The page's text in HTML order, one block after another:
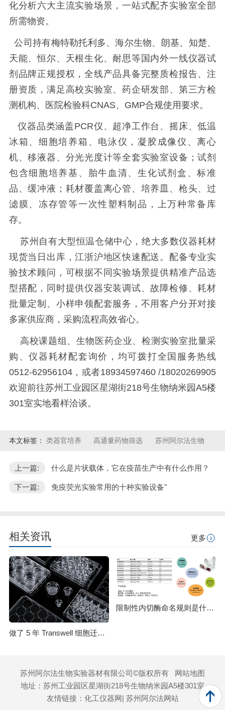
化分析六大主流实验场景，一站式配齐实验室全部
所需物资。
公司持有梅特勒托利多、海尔生物、朗基、知楚、
天能、恒尔、天根生化、耐思等国内外一线仪器试
剂品牌正规授权，全线产品具备完整质检报告、注
册资质，满足高校实验室、药企研发部、第三方检
测机构、医院检验科CNAS、GMP合规使用要求。
仪器品类涵盖PCR仪、超净工作台、摇床、低温
冰箱、细胞培养箱、电泳仪，凝胶成像仪、离心
机、移液器、分光光度计等全套实验室设备；试剂
包含细胞培养基、胎牛血清、生化试剂盒、标准
品、缓冲液；耗材覆盖离心管、培养皿、枪头、过
滤膜、冻存管等一次性塑料制品，上万种常备库
存。
苏州自有大型恒温仓储中心，绝大多数仪器耗材
现货当日出库，江浙沪地区快速配送。配备专业实
验技术顾问，可根据不同实验场景提供精准产品选
型搭配，同时提供仪器安装调试、故障检修、耗材
批量定制、小样申领配套服务，不用客户分开对接
多家供应商，采购流程高效省心。
高校课题组、生物医药企业、检测实验室批量采
购、仪器耗材配套询价，均可拨打全国服务热线
0512-62956104，或者18934597460 /18020269905
欢迎前往苏州工业园区星湖街218号生物纳米园A5楼
301室实地看样洽谈。
本文标签： 类器官培养 高通量药物筛选 苏州阿尔法生物
上一篇: 什么是片状载体，它在疫苗生产中有什么作用？
下一篇: 免疫荧光实验常用的十种实验设备"
相关资讯 更多
做了 5 年 Transwell 细胞迁移实验，从踩坑到稳出数据，这份详细操作和避坑指南请收好
限制性内切酶命名规则是什么？HindⅢ、EcoRI 等酶名的构成逻辑
苏州阿尔法生物实验器材有限公司©版权所有
网站地图
地址：苏州工业园区星湖街218号生物纳米园A5楼301室
友情链接： 化工仪器网| 苏州阿尔法网站